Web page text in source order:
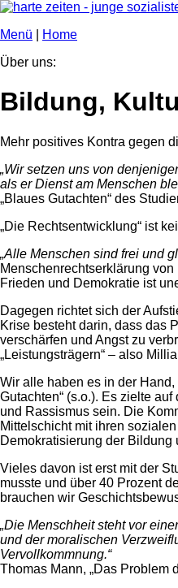
Menü
Home
Über uns:
Bildung,
Mehr positives Kontra gegen
„Wir setzen uns von
als er Dienst am Menschen
„Blaues Gutachten“ des
„Die Rechtsentwicklung“ ist
„Alle Menschen sind frei und
Menschenrechtserklärung
Frieden und Demokratie ist
Dagegen richtet sich der
Krise besteht darin, dass das
verschärfen und Angst zu
„Leistungsträgern“ – also
Wir alle haben es in der
Gutachten“ (s.o.). Es zielte
und Rassismus sein. Die
Mittelschicht mit ihren
Demokratisierung der
Vieles davon ist erst mit der
musste und über 40 Prozent
brauchen wir
„Die Menschheit steht vor
und der moralischen
Vervollkommnung.“
Thomas Mann, „Das Problem